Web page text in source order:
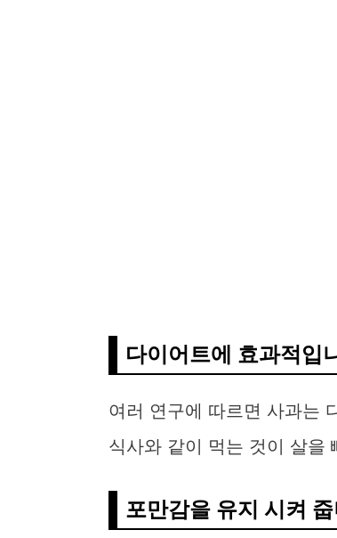
다이어트에 효과적입
여러 연구에 따르면 사과는
식사와 같이 먹는 것이 살을
포만감을 유지 시켜